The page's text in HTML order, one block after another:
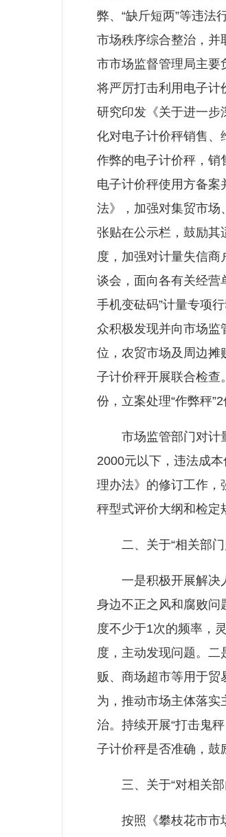
弊、“缺斤短两”等违
市场秩序综合整治，并
市市场监督管理局主要
将严厉打击利用电子计
研究印发《关于进一步
化对电子计价秤销售、
作弊的电子计价秤，销
电子计价秤使用方备
法》，加强对集贸市场
张贴在公示栏，鼓励其
度，加强对计量失信商
谈会，面向各有关经营
手机变砝码”计量专项
众积极发现并向市场监
位，农贸市场及周边摊
子计价秤开展联合检查
份，立案处理“作弊秤
市场监管部门对计量
2000元以下，违法成
理办法》的修订工作，
秤型式评价大纲和检定
二、关于“相关部门
一是积极开展解决人
身边不正之风和腐败问
度不少于1次的频率，
度，主动发现问题。
贩、商场超市等用于
为，推动市场主体落
治。持续开展“打击鬼
子计价秤是否准确，鼓
三、关于“对相关部
按照《攀枝花市市场